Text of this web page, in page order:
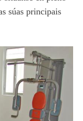
súas principais